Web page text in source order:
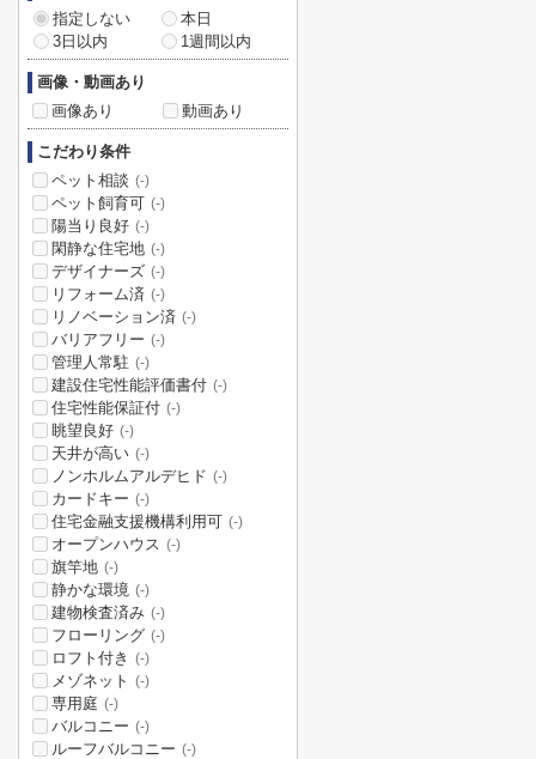
指定しない
本日
3日以内
1週間以内
画像・動画あり
画像あり
動画あり
こだわり条件
ペット相談 (-)
ペット飼育可 (-)
陽当り良好 (-)
閑静な住宅地 (-)
デザイナーズ (-)
リフォーム済 (-)
リノベーション済 (-)
バリアフリー (-)
管理人常駐 (-)
建設住宅性能評価書付 (-)
住宅性能保証付 (-)
眺望良好 (-)
天井が高い (-)
ノンホルムアルデヒド (-)
カードキー (-)
住宅金融支援機構利用可 (-)
オープンハウス (-)
旗竿地 (-)
静かな環境 (-)
建物検査済み (-)
フローリング (-)
ロフト付き (-)
メゾネット (-)
専用庭 (-)
バルコニー (-)
ルーフバルコニー (-)